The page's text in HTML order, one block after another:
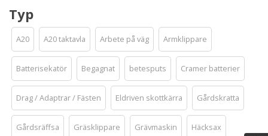
Typ
A20 A20 taktavla Arbete på väg Armklippare
Batterisekatör Begagnat betesputs Cramer batterier
Drag / Adaptrar / Fästen Eldriven skottkärra Gårdskratta
Gårdsräffsa Gräsklippare Grävmaskin Häcksax